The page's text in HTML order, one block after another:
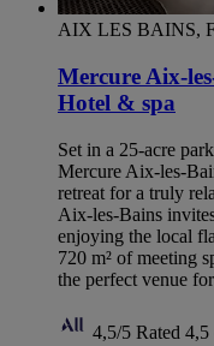
AIX LES BAINS,
Mercure Aix-
Hotel & spa
Set in a 25-acre
Mercure Aix-les-
retreat for a truly
Aix-les-Bains
enjoying the local
720 m² of meeting
the perfect venue
4,5/5 Rated